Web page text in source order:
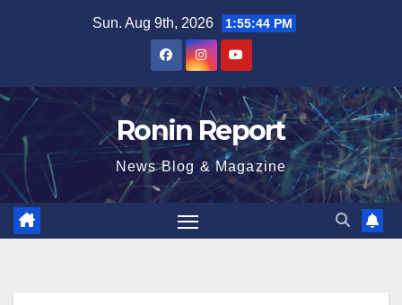
Sun. Aug 9th, 2026 1:55:45 PM
Ronin Report
News Blog & Magazine